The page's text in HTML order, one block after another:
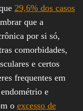
29,6% dos casos
que a
por si só,
comorbidades,
e certos
frequentes em
e
o excesso de